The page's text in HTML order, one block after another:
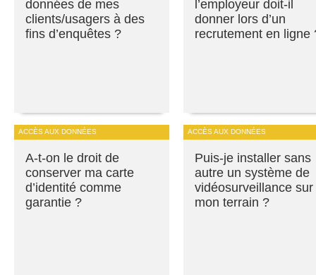
données de mes
clients/usagers à des
fins d’enquêtes ?
l’employeur doit-il
donner lors d’un
recrutement en ligne
ACCÈS AUX DONNÉES
A-t-on le droit de
conserver ma carte
d’identité comme
garantie ?
ACCÈS AUX DONNÉES
Puis-je installer sans
autre un système de
vidéosurveillance sur
mon terrain ?